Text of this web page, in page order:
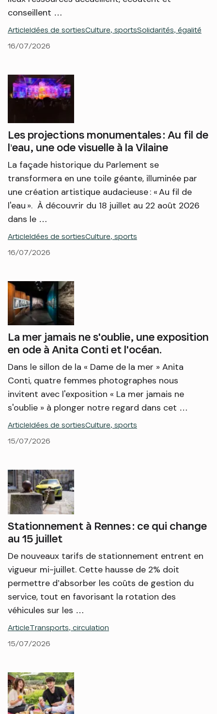
conseillent …
ArticleIdées de sortiesCulture, sportsSolidarités, égalité
16/07/2026
Les projections monumentales : Au fil de
l’eau, une ode visuelle à la Vilaine
La façade historique du Parlement se
transformera en une toile géante, illuminée par
une création artistique audacieuse : « Au fil de
l'eau ». À découvrir du 18 juillet au 22 août 2026
dans le …
ArticleIdées de sortiesCulture, sports
16/07/2026
La mer jamais ne s'oublie, une exposition
en ode à Anita Conti et l'océan.
Dans le sillon de la « Dame de la mer » Anita
Conti, quatre femmes photographes nous
invitent avec l'exposition « La mer jamais ne
s'oublie » à plonger notre regard dans cet …
ArticleIdées de sortiesCulture, sports
15/07/2026
Stationnement à Rennes : ce qui change
au 15 juillet
De nouveaux tarifs de stationnement entrent en
vigueur mi-juillet. Cette hausse de 2% doit
permettre d’absorber les coûts de gestion du
service, tout en favorisant la rotation des
véhicules sur les …
ArticleTransports, circulation
15/07/2026